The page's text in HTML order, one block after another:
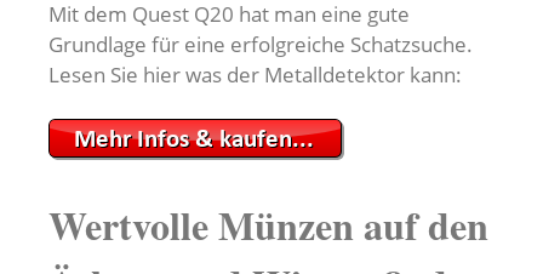
Mit dem Quest Q20 hat man eine gute
Grundlage für eine erfolgreiche Schatzsuche.
Lesen Sie hier was der Metalldetektor kann:
Wertvolle Münzen auf den